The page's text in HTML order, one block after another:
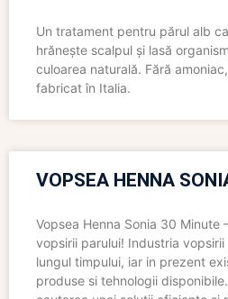
Un tratament pentru părul alb
hrănește scalpul și lasă
culoarea naturală. Fără
fabricat în Italia.
VOPSEA HENNA
Vopsea Henna Sonia 30 Minute
vopsirii parului! Industria
lungul timpului, iar in prezent
produse si tehnologii